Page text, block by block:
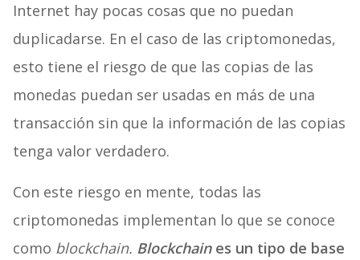
Internet hay pocas cosas que no puedan
duplicadarse. En el caso de las criptomonedas,
esto tiene el riesgo de que las copias de las
monedas puedan ser usadas en más de una
transacción sin que la información de las copias
tenga valor verdadero.
Con este riesgo en mente, todas las
criptomonedas implementan lo que se conoce
como blockchain. Blockchaines un tipo de base